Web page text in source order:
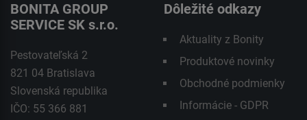
BONITA GROUP
SERVICE SK s.r.o.
Pestovateľská 2
821 04 Bratislava
Slovenská republika
IČO: 55 366 881
Dôležité odkazy
Aktuality z Bonity
Produktové novinky
Obchodné podmienky
Informácie - GDPR